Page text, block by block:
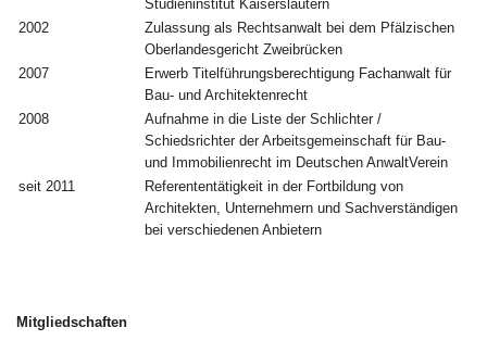
Studieninstitut Kaiserslautern
2002
Zulassung als Rechtsanwalt bei dem Pfälzischen
Oberlandesgericht Zweibrücken
2007
Erwerb Titelführungsberechtigung Fachanwalt für
Bau- und Architektenrecht
2008
Aufnahme in die Liste der Schlichter /
Schiedsrichter der Arbeitsgemeinschaft für Bau-
und Immobilienrecht im Deutschen AnwaltVerein
seit 2011
Referententätigkeit in der Fortbildung von
Architekten, Unternehmern und Sachverständigen
bei verschiedenen Anbietern
Mitgliedschaften